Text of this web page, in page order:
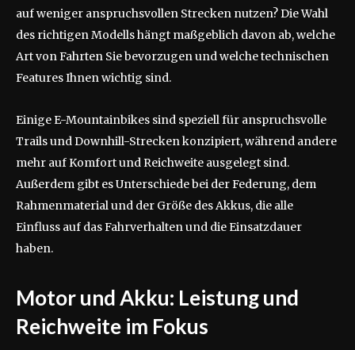
auf weniger anspruchsvollen Strecken nutzen? Die Wahl
des richtigen Modells hängt maßgeblich davon ab, welche
Art von Fahrten Sie bevorzugen und welche technischen
Features Ihnen wichtig sind.
Einige E-Mountainbikes sind speziell für anspruchsvolle
Trails und Downhill-Strecken konzipiert, während andere
mehr auf Komfort und Reichweite ausgelegt sind.
Außerdem gibt es Unterschiede bei der Federung, dem
Rahmenmaterial und der Größe des Akkus, die alle
Einfluss auf das Fahrverhalten und die Einsatzdauer
haben.
Motor und Akku: Leistung und
Reichweite im Fokus